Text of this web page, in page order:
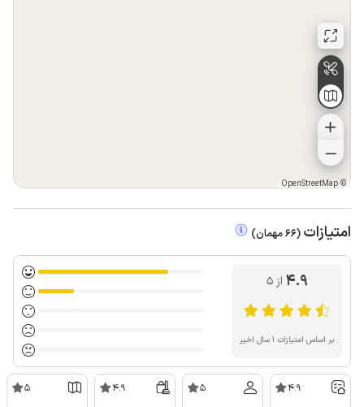
©
OpenStreetMap
امتیازات (
66مهمان)
4.9 از ۵
بر اساس امتیازات ۱ سال اخیر
4.9
5
4.9
5